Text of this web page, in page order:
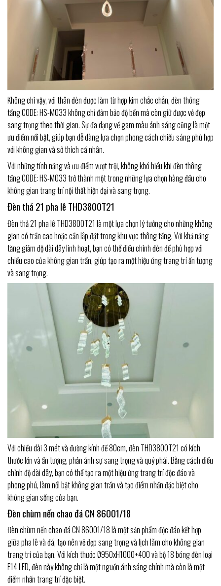
Không chỉ vậy, với thân đèn được làm từ hợp kim chắc chắn, đèn thông
tầng CODE: HS-M033 không chỉ đảm bảo độ bền mà còn giữ được vẻ đẹp
sang trọng theo thời gian. Sự đa dạng về gam màu ánh sáng cũng là một
ưu điểm nổi bật, giúp bạn dễ dàng lựa chọn phong cách chiếu sáng phù hợp
với không gian và sở thích cá nhân.
Với những tính năng và ưu điểm vượt trội, không khó hiểu khi đèn thông
tầng CODE: HS-M033 trở thành một trong những lựa chọn hàng đầu cho
không gian trang trí nội thất hiện đại và sang trọng.
Đèn thả 21 pha lê THD3800T21
Đèn thả 21 pha lê THD3800T21 là một lựa chọn lý tưởng cho những không
gian có trần cao hoặc cần lắp đặt trong khu vực thông tầng. Với khả năng
tăng giảm độ dài dây linh hoạt, bạn có thể điều chỉnh đèn để phù hợp với
chiều cao của không gian trần, giúp tạo ra một hiệu ứng trang trí ấn tượng
và sang trọng.
Với chiều dài 3 mét và đường kính đế 80cm, đèn THD3800T21 có kích
thước lớn và ấn tượng, phản ánh sự sang trọng và quý phái. Bằng cách điều
chỉnh độ dài dây, bạn có thể tạo ra một hiệu ứng trang trí độc đáo và
phong phú, làm nổi bật không gian trần và tạo điểm nhấn đặc biệt cho
không gian sống của bạn.
Đèn chùm nến chao đá CN 86001/18
Đèn chùm nến chao đá CN 86001/18 là một sản phẩm độc đáo kết hợp
giữa pha lê và đá, tạo nên vẻ đẹp sang trọng và lịch lãm cho không gian
trang trí của bạn. Với kích thước Ø950xH1000+400 và bộ 18 bóng đèn loại
E14 LED, đèn này không chỉ là một nguồn ánh sáng chính mà còn là một
điểm nhấn trang trí đặc biệt.